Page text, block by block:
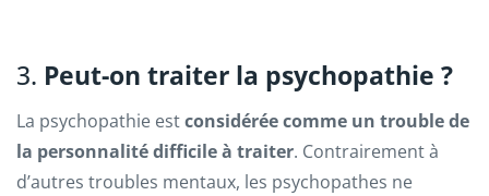
3. Peut-on traiter la psychopathie ?
La psychopathie estconsidérée comme un trouble de
la personnalité difficile à traiter. Contrairement à
d’autres troubles mentaux, les psychopathes ne